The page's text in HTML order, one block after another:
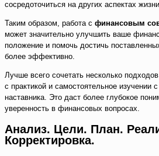
сосредоточиться на других аспектах
Таким образом, работа с финансовым
может значительно улучшить ваше
положение и помочь достичь
более эффективно.
Лучше всего сочетать несколько
с практикой и самостоятельное изучении
наставника. Это даст более глубокое
уверенность в финансовых вопросах.
Анализ. Цели. План.
Корректировка.